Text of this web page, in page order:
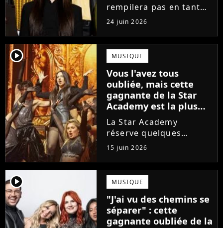
rempilera pas en tant
que directeur de la
prochaine saison de la
Star Academy. Mais qui
prendra sa place ? Alors
que son nom circule,
cet ancien gagnant de
l'émission...
24 juin 2026
player2 MUSIQUE
Vous l'avez tous
oubliée, mais cette
gagnante de la Star
Academy est la plus
écoutée de l'histoire
de l'émission !
La Star Academy
réserve quelques
surprises. Cette
gagnante totalement
oubliée de l'émission
est aujourd'hui plus
écoutée en streaming
que Jenifer et Nolwenn
Leroy !
15 juin 2026
player2 MUSIQUE
"J'ai vu des chemins se
séparer" : cette
gagnante oubliée de la